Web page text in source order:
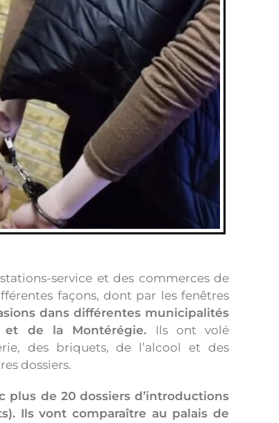
service et des commerces de
façons, dont par les fenêtres
dans différentes municipalités
et de la Montérégie.
Ils ont volé
des briquets, de l’alcool et des
dossiers.
de 20 dossiers d’introductions
Ils vont comparaître au palais de